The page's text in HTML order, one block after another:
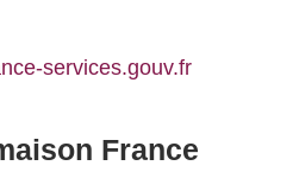
services.gouv.fr
France